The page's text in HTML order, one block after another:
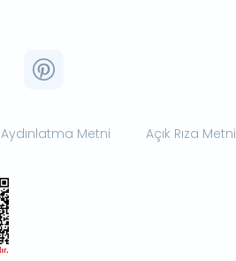
Aydınlatma Metni Açık Rıza Metni